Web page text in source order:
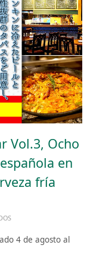
Vol.3, Ocho
en
fría
4 de agosto al